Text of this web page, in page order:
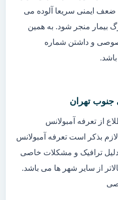
ضعف ایمنی سریعا آلوده می
منجر شود. به همین
و داشتن شماره
تهران
از تعرفه آمبولانس
بذکر است تعرفه آمبولانس
ترافیک و مشکلات خاصی
از سایر شهر ها می باشد.